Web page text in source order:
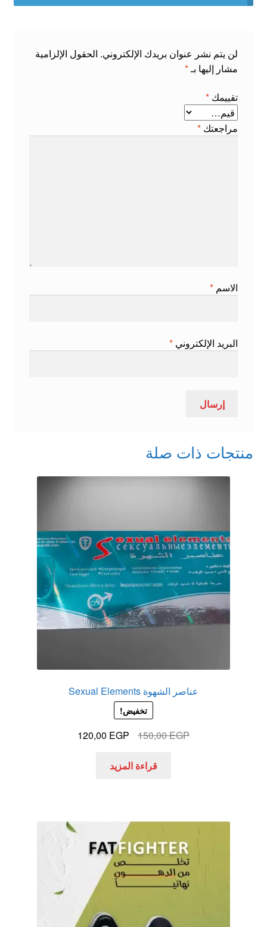
لن يتم نشر عنوان بريدك الإلكتروني. الحقول الإلزامية
مشار إليها بـ*
تقييمك *
مراجعتك *
الاسم *
البريد الإلكتروني *
منتجات ذات صلة
عناصر الشهوة Sexual Elements
تخفيض!
150,00EGP
السعر
هو:
120,00 EGP
السعر
قراءة المزيد